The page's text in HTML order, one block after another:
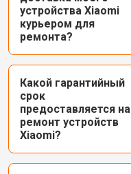
устройства Xiaomi
курьером для
ремонта?
Какой гарантийный
срок
предоставляется на
ремонт устройств
Xiaomi?